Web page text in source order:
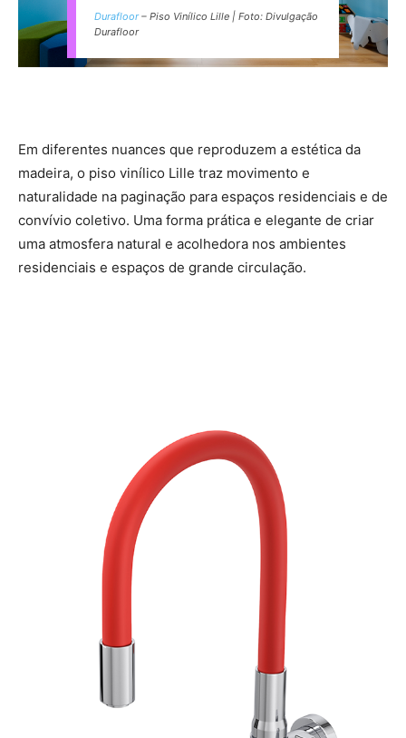
Durafloor– Piso Vinílico Lille | Foto: Divulgação
Durafloor
Em diferentes nuances que reproduzem a estética da
madeira, o piso vinílico Lille traz movimento e
naturalidade na paginação para espaços residenciais e de
convívio coletivo. Uma forma prática e elegante de criar
uma atmosfera natural e acolhedora nos ambientes
residenciais e espaços de grande circulação.